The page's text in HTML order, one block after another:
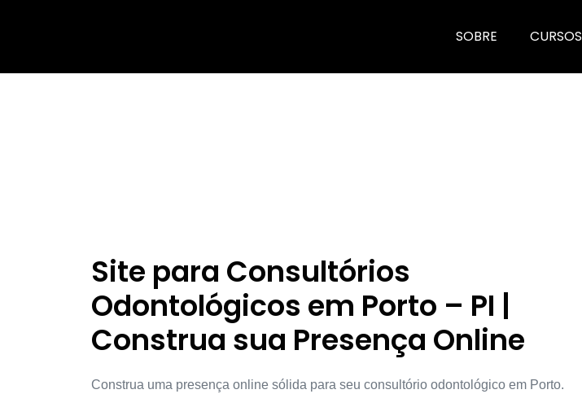
SOBRE CURSOS
Site para Consultórios
Odontológicos em Porto – PI |
Construa sua Presença Online
Construa uma presença online sólida para seu consultório odontológico em Porto.